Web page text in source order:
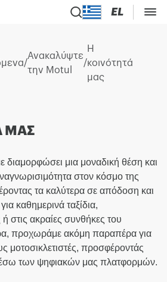
EL
/
Ανακαλύψτε
την Motul
/
Η
κοινότητά
μας
ΜΑΣ
διαμορφώσει μια μοναδική θέση και
στον κόσμο της
τα καλύτερα σε απόδοση και
καθημερινά ταξίδια,
στις ακραίες συνθήκες του
προχωράμε ακόμη παραπέρα για
μοτοσικλετιστές, προσφέροντάς
των ψηφιακών μας πλατφορμών.